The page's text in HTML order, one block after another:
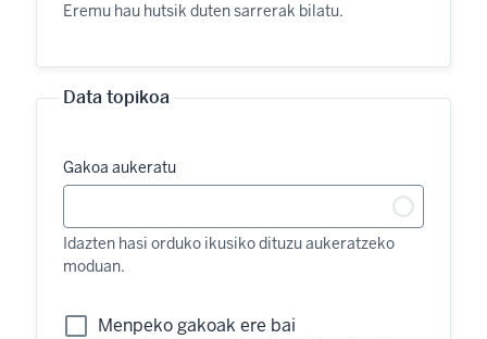
Eremu hau hutsik duten sarrerak bilatu.
Data topikoa
Gakoa aukeratu
Idazten hasi orduko ikusiko dituzu aukeratzeko
moduan.
Menpeko gakoak ere bai